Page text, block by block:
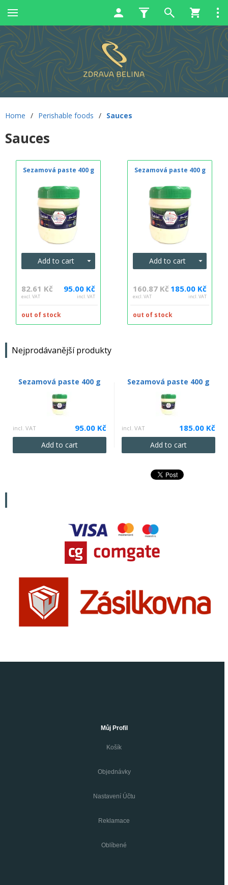
Home / Perishable foods / Sauces
Sauces
Sezamová paste 400 g
Add to cart
82.61 Kč
excl. VAT
95.00 Kč
incl. VAT
out of stock
Sezamová paste 400 g
Add to cart
160.87 Kč
excl. VAT
185.00 Kč
incl. VAT
out of stock
Nejprodávanější produkty
Sezamová paste 400 g
incl. VAT 95.00 Kč
Add to cart
Sezamová paste 400 g
incl. VAT 185.00 Kč
Add to cart
Můj Profil
Košík
Objednávky
Nastavení Účtu
Reklamace
Oblíbené